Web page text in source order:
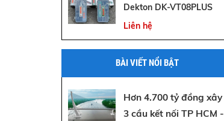
Dekton DK-VT08PLUS
Liên hệ
BÀI VIẾT NỔI BẬT
Hơn 4.700 tỷ đồng xây
3 cầu kết nối TP HCM -